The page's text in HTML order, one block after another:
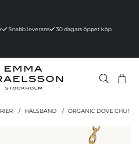
Snabb leverans 30 dagars öppet köp
.
HALSBAND ORGANIC DOVE